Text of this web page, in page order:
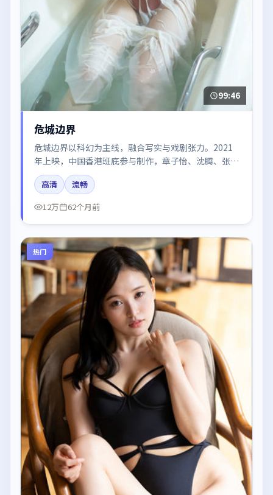
99:46
危城边界
危城边界以科幻为主线，融合写实与戏剧张力。2021
年上映，中国香港班底参与制作，章子怡、沈腾、张
译、胡歌在片中呈现细腻表演，影像风格统一，配乐与
剪辑强化了情绪曲线。
高清
流畅
12万
62个月前
热门